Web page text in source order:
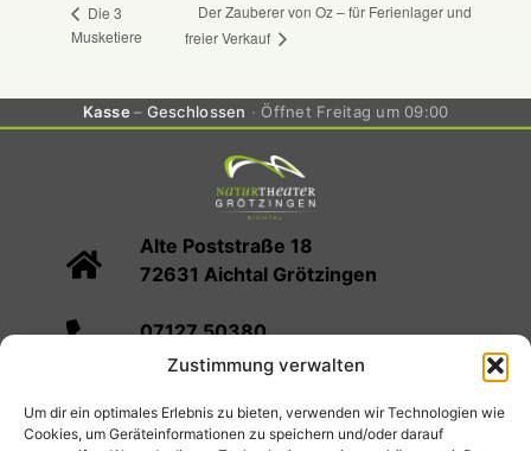
Zustimmung verwalten
Um dir ein optimales Erlebnis zu bieten, verwenden wir Technologien wie
Cookies, um Geräteinformationen zu speichern und/oder darauf
Die 3
Musketiere
Der Zauberer von Oz – für Ferienlager und
freier Verkauf
Kasse Geschlossen Öffnet Freitag um 09:00
Alte Poststraße 18
72631 Aichtal Grötzingen
07127 50380
Spielplan Kartenvorverkauf Infos